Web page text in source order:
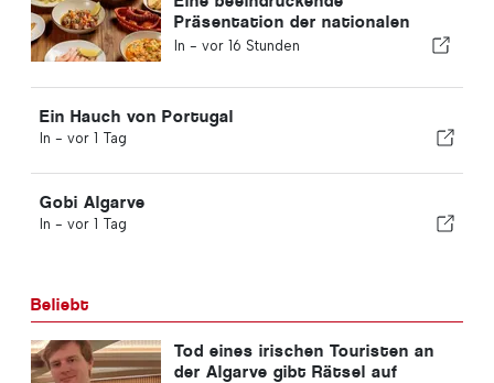
Präsentation der nationalen
Küche in Albufeira
In - vor 16 Stunden
Ein Hauch von Portugal
In - vor 1 Tag
Gobi Algarve
In - vor 1 Tag
Beliebt
Tod eines irischen Touristen an
der Algarve gibt Rätsel auf